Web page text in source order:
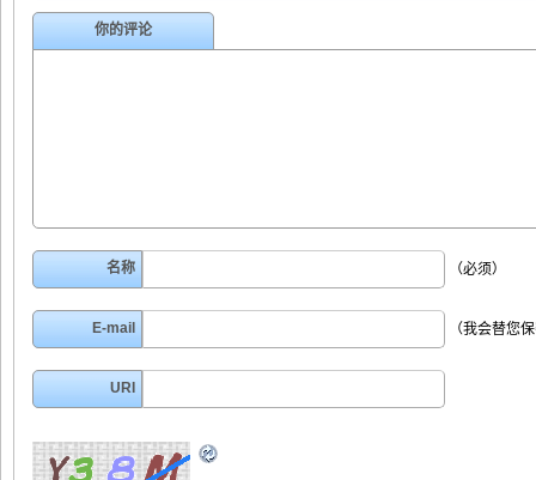
你的评论
名称 （必须）
E-mail （我会替您
URI